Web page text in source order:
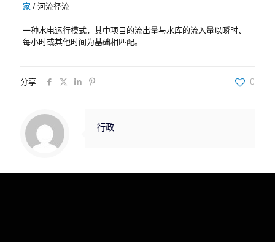
家 /河流径流
一种水电运行模式，其中项目的流出量与水库的流入量以瞬时、
每小时或其他时间为基础相匹配。
分享 0
行政